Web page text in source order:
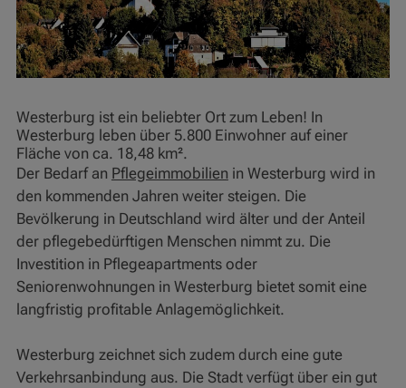
Westerburg ist ein beliebter Ort zum Leben! In
Westerburg leben über 5.800 Einwohner auf einer
Fläche von ca. 18,48 km².
Der Bedarf an Pflegeimmobilien in Westerburg wird in
den kommenden Jahren weiter steigen. Die
Bevölkerung in Deutschland wird älter und der Anteil
der pflegebedürftigen Menschen nimmt zu. Die
Investition in Pflegeapartments oder
Seniorenwohnungen in Westerburg bietet somit eine
langfristig profitable Anlagemöglichkeit.
Westerburg zeichnet sich zudem durch eine gute
Verkehrsanbindung aus. Die Stadt verfügt über ein gut